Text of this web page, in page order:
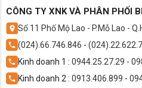
CÔNG TY XNK VÀ PHÂN PHỐI
Số 11 Phố Mộ Lao - P.Mỗ Lao -
(024).66.746.846 -
Kinh doanh 1 : 0944.25.27.29 -
Kinh doanh 2 : 0913.406.899 -